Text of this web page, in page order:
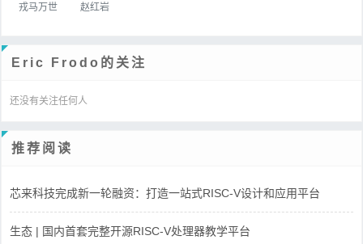
戎马万世 赵红岩
Eric Frodo的关注
还没有关注任何人
推荐阅读
芯来科技完成新一轮融资：打造一站式RISC-V设计和应用平台
生态 | 国内首套完整开源RISC-V处理器教学平台